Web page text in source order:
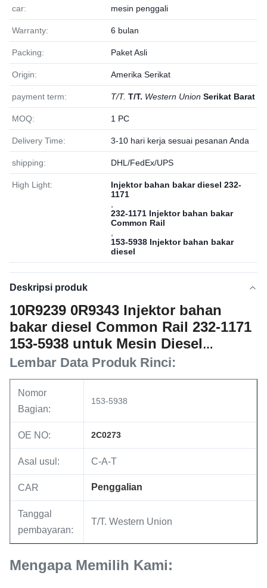
car: mesin penggali
Warranty: 6 bulan
Packing: Paket Asli
Origin: Amerika Serikat
payment term: T/T. T/T. Western Union Serikat Barat
MOQ: 1 PC
Delivery Time: 3-10 hari kerja sesuai pesanan Anda
shipping: DHL/FedEx/UPS
High Light:
Injektor bahan bakar diesel 232-
1171
232-1171 Injektor bahan bakar
Common Rail
153-5938 Injektor bahan bakar
diesel
Deskripsi produk
10R9239 0R9343 Injektor bahan
bakar diesel Common Rail 232-1171
153-5938 untuk Mesin Diesel
Caterpillar 3126B 2321171 1535938
Lembar Data Produk Rinci:
Nomor
Bagian:
153-5938
OE NO: 2C0273
Asal usul: C-A-T
CAR Penggalian
Tanggal
pembayaran:
T/T. Western Union
Mengapa Memilih Kami: